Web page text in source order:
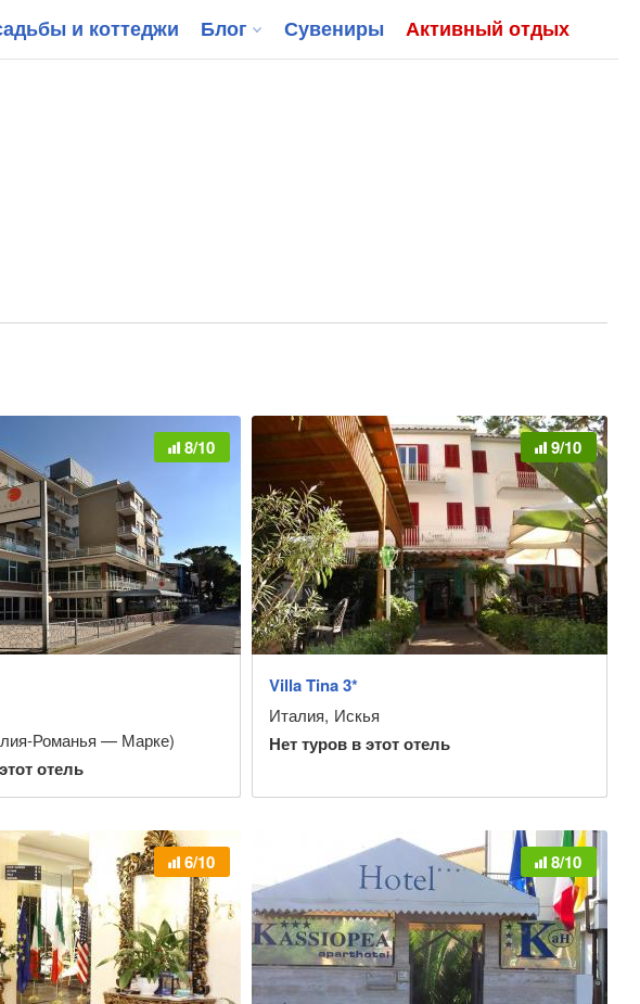
и коттеджи Блог Сувениры Активный отдых
8/10
Романья — Марке)
отель
9/10
Villa Tina 3*
Италия, Искья
Нет туров в этот отель
6/10 8/10